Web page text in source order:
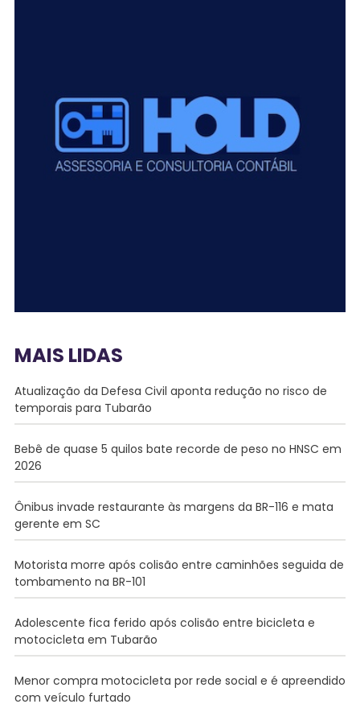
MAIS LIDAS
Atualização da Defesa Civil aponta redução no risco de
temporais para Tubarão
Bebê de quase 5 quilos bate recorde de peso no HNSC em
2026
Ônibus invade restaurante às margens da BR-116 e mata
gerente em SC
Motorista morre após colisão entre caminhões seguida de
tombamento na BR-101
Adolescente fica ferido após colisão entre bicicleta e
motocicleta em Tubarão
Menor compra motocicleta por rede social e é apreendido
com veículo furtado